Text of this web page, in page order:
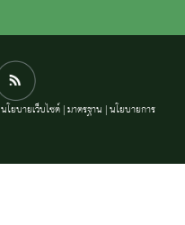
นโยบายเว็บไซต์|มาตรฐาน |นโยบายการ